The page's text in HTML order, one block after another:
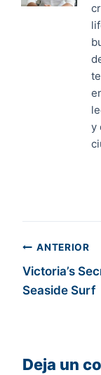
y
de
ANTERIOR
Victoria’s
Seaside Surf
Deja un